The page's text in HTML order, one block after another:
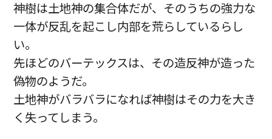
神樹は土地神の集合体だが、そのうちの強力な
一体が反乱を起こし内部を荒らしているらし
い。
先ほどのバーテックスは、その造反神が造った
偽物のようだ。
土地神がバラバラになれば神樹はその力を大き
く失ってしまう。